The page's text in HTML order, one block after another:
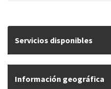
Servicios disponibles
Información geográfica